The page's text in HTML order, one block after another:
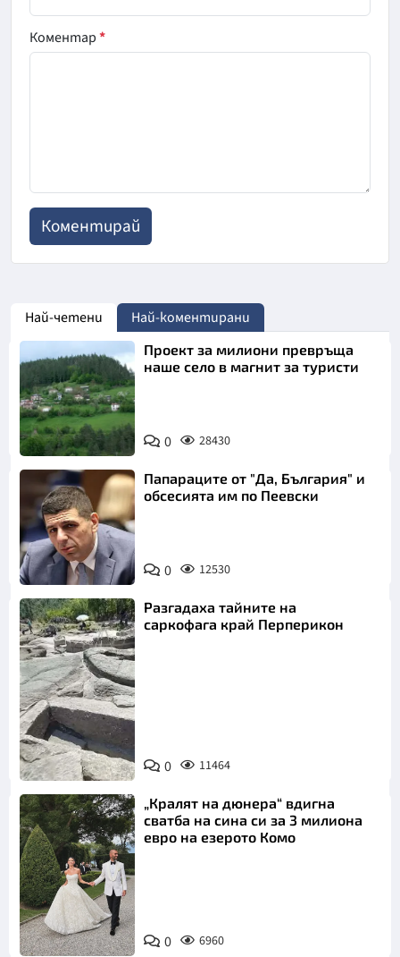
Коментар*
Най-четени Най-коментирани
Проект за милиони превръща
наше село в магнит за туристи
0 28430
Папараците от "Да, България" и
обсесията им по Пеевски
0 12530
Снимка:
Bulgaria ON
AIR
Разгадаха тайните на
саркофага край Перперикон
0 11464
Снимка:
Инстаграм
„Кралят на дюнера“ вдигна
сватба на сина си за 3 милиона
евро на езерото Комо
0 6960